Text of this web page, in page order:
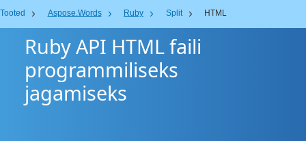
Tooted Aspose.Words Ruby Split HTML
Ruby API HTML faili
programmiliseks
jagamiseks